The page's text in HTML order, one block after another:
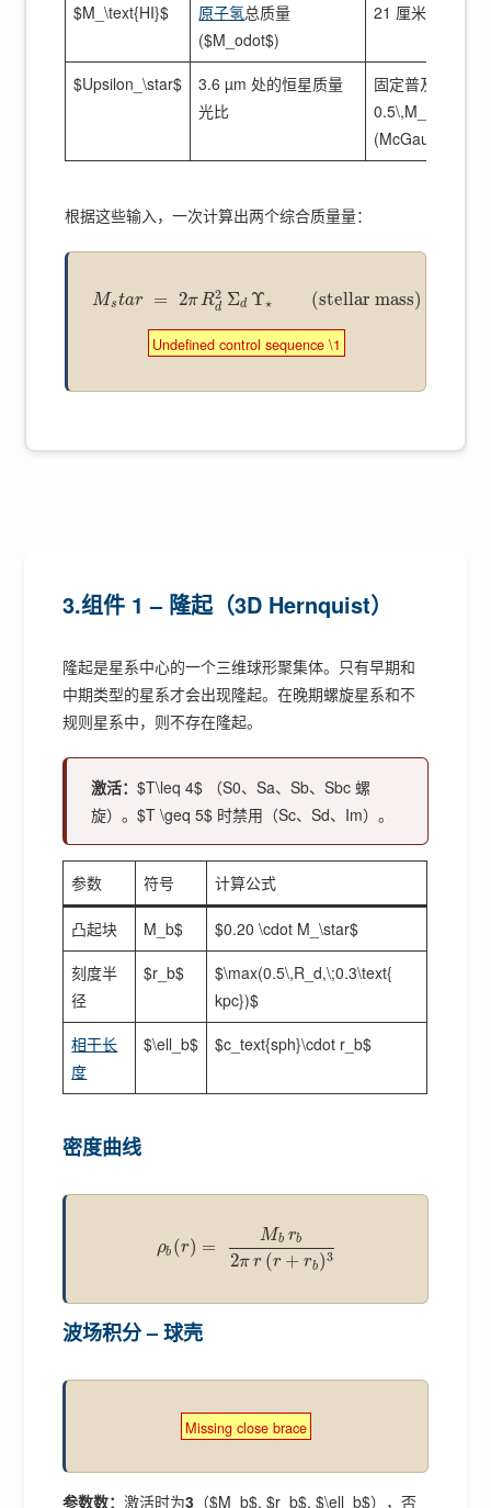
$M_\text{HI}$ 原子氢总质量
($M_odot$)
21 厘米无线电
$Upsilon_\star$
3.6 µm 处的恒星质量
光比
固定普及率：
0.5\,M_\odot/
(McGaugh
根据这些输入，一次计算出两个综合质量量：
Mstar = 2πR2
d Σd Υ⋆ (stellar mass)
Undefined control sequence \1
3.组件 1 – 隆起（3D Hernquist）
隆起是星系中心的一个三维球形聚集体。只有早期和
中期类型的星系才会出现隆起。在晚期螺旋星系和不
规则星系中，则不存在隆起。
激活：$T\leq 4$ （S0、Sa、Sb、Sbc 螺
旋）。$T \geq 5$ 时禁用（Sc、Sd、Im）。
参数 符号 计算公式
凸起块 M_b$
$0.20 \cdot M_\star$
刻度半
径
$r_b$
$\max(0.5\,R_d,\;0.3\text{
kpc})$
相干长
度
$\ell_b$ $c_text{sph}\cdot r_b$
密度曲线
ρb (r) =
Mb rb
2πr (r + rb)3
波场积分 – 球壳
Missing close brace
参数数：激活时为3 （$M_b$, $r_b$, $\ell_b$），否